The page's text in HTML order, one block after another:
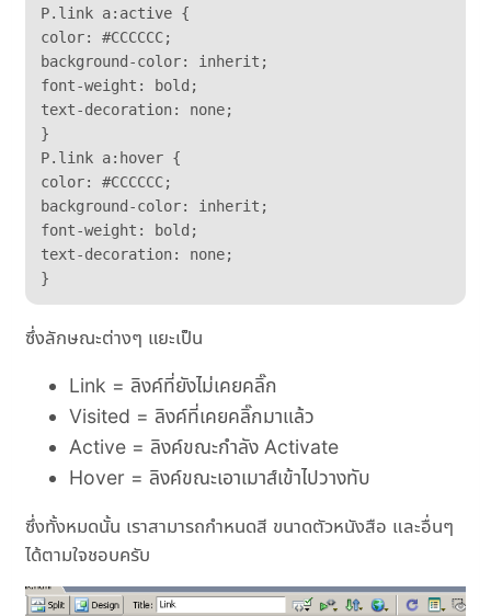
P.link a:active {
color: #CCCCCC;
background-color: inherit;
font-weight: bold;
text-decoration: none;
}
P.link a:hover {
color: #CCCCCC;
background-color: inherit;
font-weight: bold;
text-decoration: none;
}
ซึ่งลักษณะต่างๆ แยะเป็น
Link = ลิงค์ที่ยังไม่เคยคลิ๊ก
Visited = ลิงค์ที่เคยคลิ๊กมาแล้ว
Active = ลิงค์ขณะกำลัง Activate
Hover = ลิงค์ขณะเอาเมาส์เข้าไปวางทับ
ซึ่งทั้งหมดนั้น เราสามารถกำหนดสี ขนาดตัวหนังสือ และอื่นๆ
ได้ตามใจชอบครับ